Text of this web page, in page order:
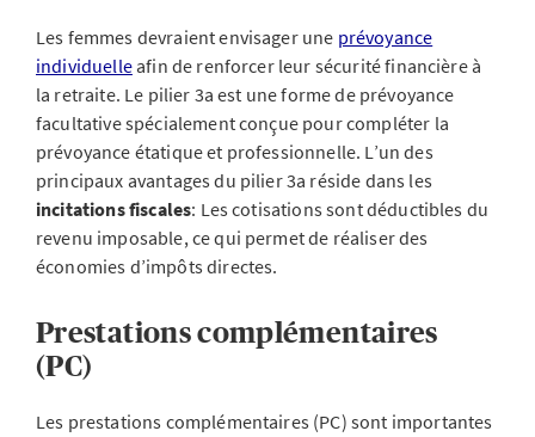
Les femmes devraient envisager une prévoyance
individuelleafin de renforcer leur sécurité financière à
la retraite. Le pilier 3a est une forme de prévoyance
facultative spécialement conçue pour compléter la
prévoyance étatique et professionnelle. L’un des
principaux avantages du pilier 3a réside dans les
incitations fiscales: Les cotisations sont déductibles du
revenu imposable, ce qui permet de réaliser des
économies d’impôts directes.
Prestations complémentaires
(PC)
Les prestations complémentaires (PC) sont importantes